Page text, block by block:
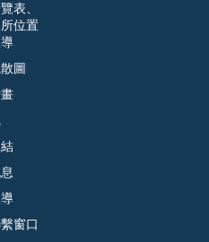
表、
位置
圖
窗口